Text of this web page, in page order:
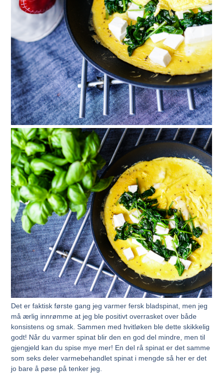
Det er faktisk første gang jeg varmer fersk bladspinat, men jeg
må ærlig innrømme at jeg ble positivt overrasket over både
konsistens og smak. Sammen med hvitløken ble dette skikkelig
godt! Når du varmer spinat blir den en god del mindre, men til
gjengjeld kan du spise mye mer! En del rå spinat er det samme
som seks deler varmebehandlet spinat i mengde så her er det
jo bare å pøse på tenker jeg.